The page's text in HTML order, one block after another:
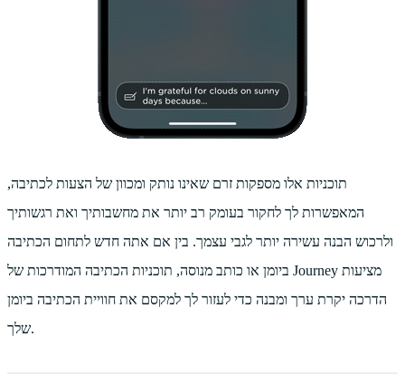
תוכניות אלו מספקות זרם שאינו נותק ומכוון של הצעות לכתיבה,
המאפשרות לך לחקור בעומק רב יותר את מחשבותיך ואת רגשותיך
ולרכוש הבנה עשירה יותר לגבי עצמך. בין אם אתה חדש לתחום הכתיבה
ביומן או כותב מנוסה, תוכניות הכתיבה המודרכות של Journey מציעות
הדרכה יקרת ערך ומבנה כדי לעזור לך למקסם את חוויית הכתיבה ביומן
שלך.